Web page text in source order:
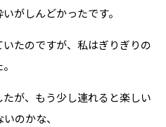
がしんどかったです。
たのですが、私はぎりぎりの
が、もう少し連れると楽しい
のかな、